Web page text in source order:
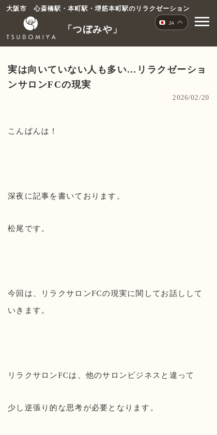
コ
ン
大阪市 心斎橋駅・本町駅・堺筋本町駅のリラクゼーション
「つぼみや」
実は向いていない人も多い…リラクゼーショ
ンサロンFCの現実
2026/02/20
こんばんは！
深夜に記事を書いております。
松尾です。
今回は、リラクサロンFCの現実に関してお話しして
いきます。
リラクサロンFCは、他のサロンビジネスと違って
少し逆張り的な思考が必要となります。
JA